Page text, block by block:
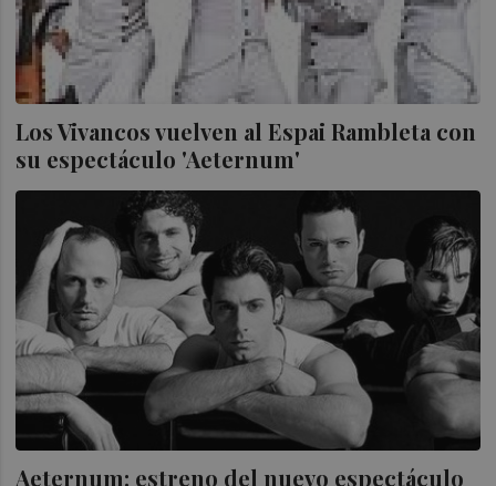
Los Vivancos vuelven al Espai Rambleta con
su espectáculo 'Aeternum'
Aeternum: estreno del nuevo espectáculo